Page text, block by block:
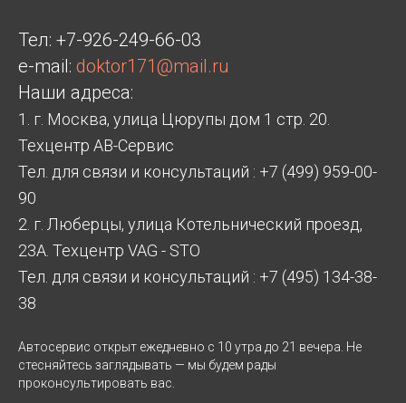
Тел: +7-926-249-66-03
e-mail: doktor171@mail.ru
Наши адреса:
1. г. Москва, улица Цюрупы дом 1 стр. 20.
Техцентр АВ-Сервис
Тел. для связи и консультаций : +7 (499) 959-00-
90
2. г. Люберцы, улица Котельнический проезд,
23А. Техцентр VAG - STO
Тел. для связи и консультаций : +7 (495) 134-38-
38
Автосервис открыт ежедневно с 10 утра до 21 вечера. Не
стесняйтесь заглядывать — мы будем рады
проконсультировать вас.